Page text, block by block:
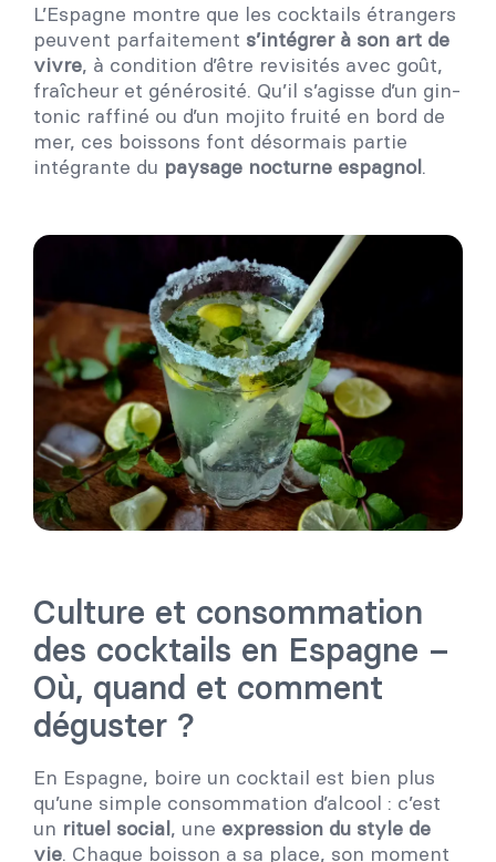
L’Espagne montre que les cocktails étrangers
peuvent parfaitement s’intégrer à son art de
vivre, à condition d’être revisités avec goût,
fraîcheur et générosité. Qu’il s’agisse d’un gin-
tonic raffiné ou d’un mojito fruité en bord de
mer, ces boissons font désormais partie
intégrante du paysage nocturne espagnol.
Culture et consommation
des cocktails en Espagne –
Où, quand et comment
déguster ?
En Espagne, boire un cocktail est bien plus
qu’une simple consommation d’alcool : c’est
un rituel social, une expression du style de
vie. Chaque boisson a sa place, son moment